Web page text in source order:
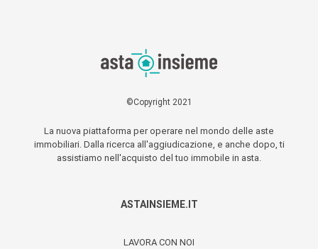
ASTAINSIEME.IT
LAVORA CON NOI
©Copyright 2021
La nuova piattaforma per operare nel mondo delle aste
immobiliari. Dalla ricerca all'aggiudicazione, e anche dopo, ti
assistiamo nell'acquisto del tuo immobile in asta.